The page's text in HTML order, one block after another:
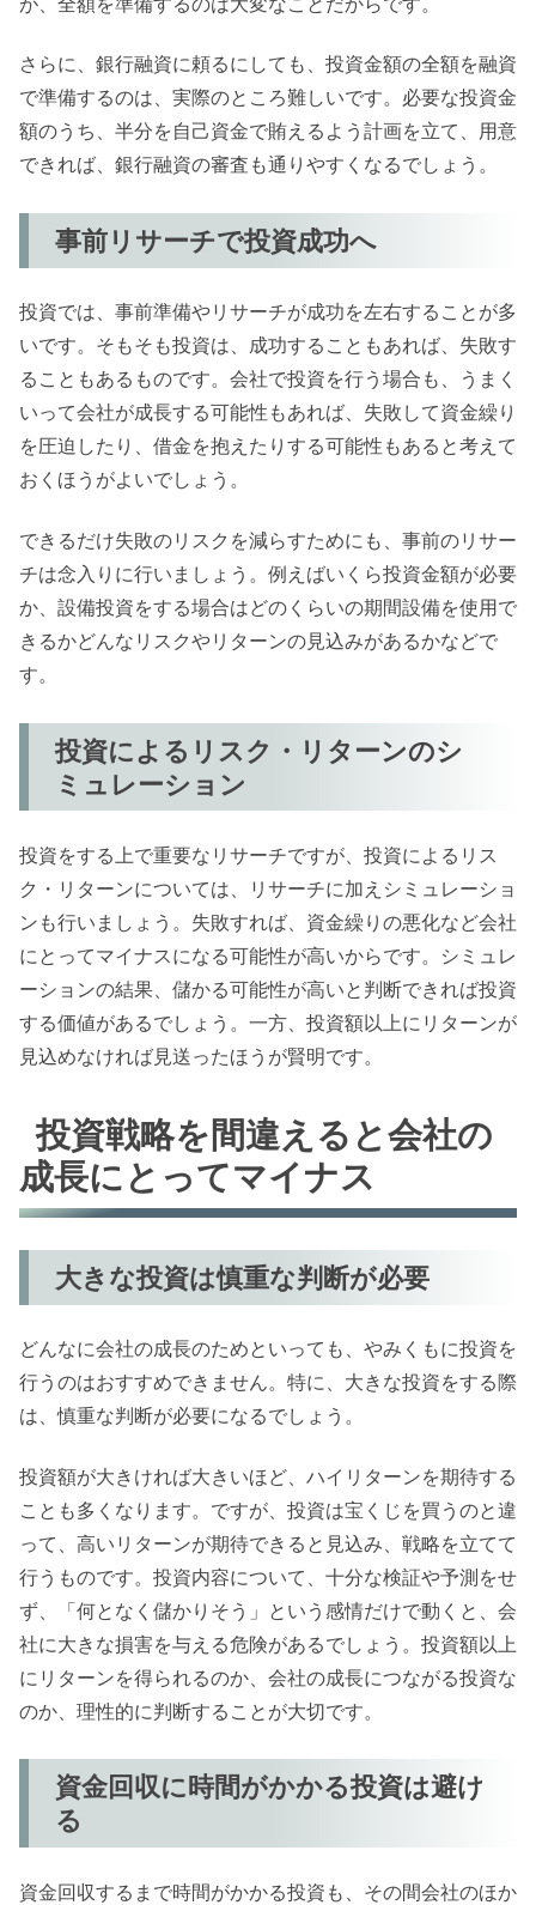
さらに、銀行融資に頼るにしても、投資金額の全額を融資
で準備するのは、実際のところ難しいです。必要な投資金
額のうち、半分を自己資金で賄えるよう計画を立て、用意
できれば、銀行融資の審査も通りやすくなるでしょう。
事前リサーチで投資成功へ
投資では、事前準備やリサーチが成功を左右することが多
いです。そもそも投資は、成功することもあれば、失敗す
ることもあるものです。会社で投資を行う場合も、うまく
いって会社が成長する可能性もあれば、失敗して資金繰り
を圧迫したり、借金を抱えたりする可能性もあると考えて
おくほうがよいでしょう。
できるだけ失敗のリスクを減らすためにも、事前のリサー
チは念入りに行いましょう。例えばいくら投資金額が必要
か、設備投資をする場合はどのくらいの期間設備を使用で
きるかどんなリスクやリターンの見込みがあるかなどで
す。
投資によるリスク・リターンのシ
ミュレーション
投資をする上で重要なリサーチですが、投資によるリス
ク・リターンについては、リサーチに加えシミュレーショ
ンも行いましょう。失敗すれば、資金繰りの悪化など会社
にとってマイナスになる可能性が高いからです。シミュレ
ーションの結果、儲かる可能性が高いと判断できれば投資
する価値があるでしょう。一方、投資額以上にリターンが
見込めなければ見送ったほうが賢明です。
投資戦略を間違えると会社の
成長にとってマイナス
大きな投資は慎重な判断が必要
どんなに会社の成長のためといっても、やみくもに投資を
行うのはおすすめできません。特に、大きな投資をする際
は、慎重な判断が必要になるでしょう。
投資額が大きければ大きいほど、ハイリターンを期待する
ことも多くなります。ですが、投資は宝くじを買うのと違
って、高いリターンが期待できると見込み、戦略を立てて
行うものです。投資内容について、十分な検証や予測をせ
ず、「何となく儲かりそう」という感情だけで動くと、会
社に大きな損害を与える危険があるでしょう。投資額以上
にリターンを得られるのか、会社の成長につながる投資な
のか、理性的に判断することが大切です。
資金回収に時間がかかる投資は避け
る
資金回収するまで時間がかかる投資も、その間会社のほか